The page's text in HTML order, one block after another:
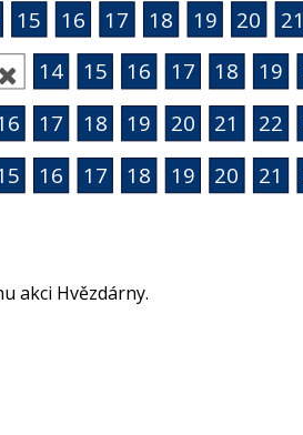
16 17 18 19 20 21
17 18 19 20 21 22
 14 15 16 17 18 19
15 16 17 18 19 20 21
akci Hvězdárny.